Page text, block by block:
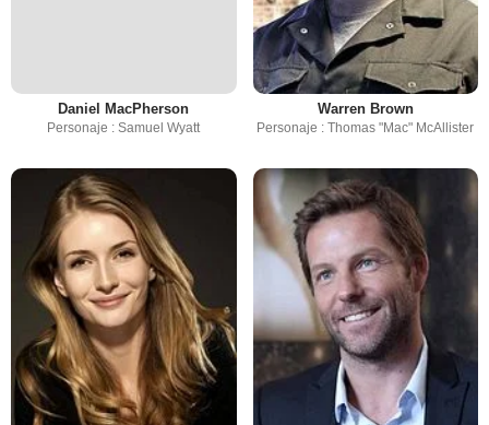
Daniel MacPherson
Personaje : Samuel Wyatt
Warren Brown
Personaje : Thomas "Mac" McAllister